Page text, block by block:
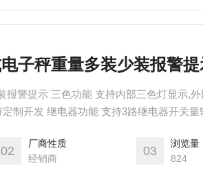
子秤重量多装少装报警提
报警提示 三色功能 支持内部三色灯显示,
制开发 继电器功能 支持3路继电器开关量
，支持定制开发 4-20ma/0-5v功能 支持4-
02
厂商性质
经销商
03
浏览量
824